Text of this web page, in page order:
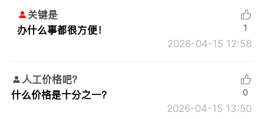
关键是
办什么事都很方便！
2026-04-15 12:58
1
人工价格吧？
什么价格是十分之一？
2026-04-15 13:50
0